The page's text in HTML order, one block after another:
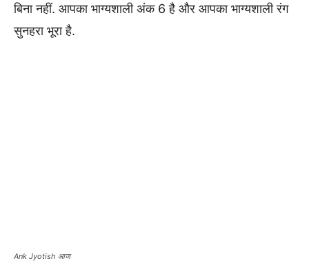
बिना नहीं. आपका भाग्यशाली अंक 6 है और आपका भाग्यशाली रंग
सुनहरा भूरा है.
Ank Jyotish आज